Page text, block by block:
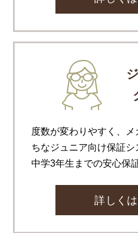
度数が変わりやすく、
ちなジュニア向け保証シ
中学3年生までの安心保証
詳しく